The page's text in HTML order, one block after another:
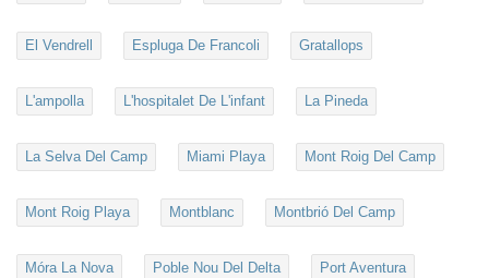
El Vendrell Espluga De Francoli Gratallops
L'ampolla L'hospitalet De L'infant La Pineda
La Selva Del Camp Miami Playa Mont Roig Del Camp
Mont Roig Playa Montblanc Montbrió Del Camp
Móra La Nova Poble Nou Del Delta Port Aventura